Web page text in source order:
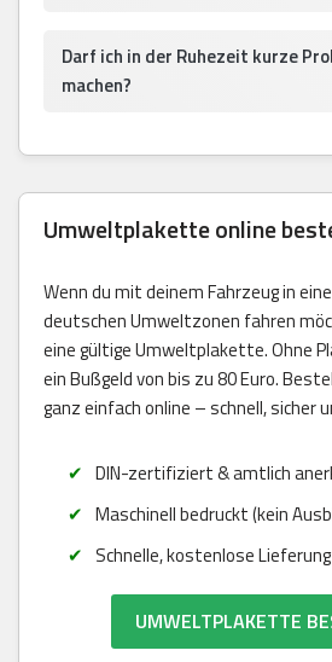
Darf ich in der Ruhezeit kurze
machen?
Umweltplakette online
Wenn du mit deinem Fahrzeug in
deutschen Umweltzonen fahren
eine gültige Umweltplakette. Ohne
ein Bußgeld von bis zu 80 Euro.
ganz einfach online – schnell, sicher
DIN-zertifiziert & amtlich
Maschinell bedruckt (kein
Schnelle, kostenlose Lieferung
UMWELTPLAKETTE